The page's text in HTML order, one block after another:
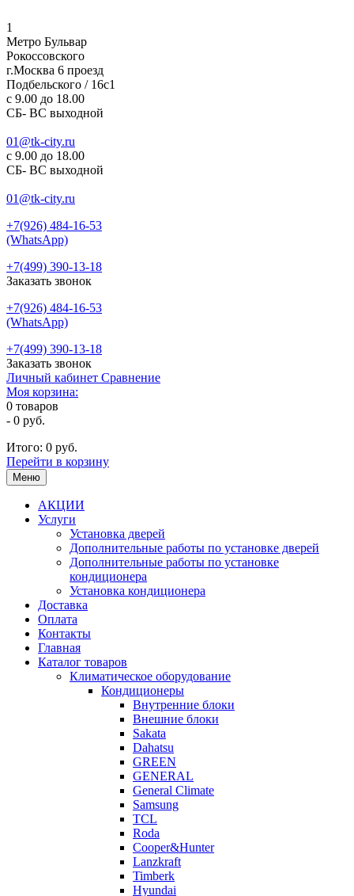
1
Метро Бульвар
Рокоссовского
г.Москва 6 проезд
Подбельского / 16с1
c 9.00 до 18.00
СБ- ВС выходной
01@tk-city.ru
c 9.00 до 18.00
СБ- ВС выходной
01@tk-city.ru
+7(926) 484-16-53
(WhatsApp)
+7(499) 390-13-18
Заказать звонок
+7(926) 484-16-53
(WhatsApp)
+7(499) 390-13-18
Заказать звонок
Личный кабинет Сравнение
Моя корзина:
0 товаров
- 0 руб.
Итого: 0 руб.
Перейти в корзину
Меню
АКЦИИ
Услуги
Установка дверей
Дополнительные работы по установке дверей
Дополнительные работы по установке
кондиционера
Установка кондиционера
Доставка
Оплата
Контакты
Главная
Каталог товаров
Климатическое оборудование
Кондиционеры
Внутренние блоки
Внешние блоки
Sakata
Dahatsu
GREEN
GENERAL
General Climate
Samsung
TCL
Roda
Cooper&Hunter
Lanzkraft
Timberk
Hyundai